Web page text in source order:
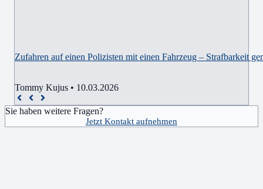
Zufahren auf einen Polizisten mit einen Fahrzeug – Strafbarkeit
Tommy Kujus • 10.03.2026
Sie haben weitere Fragen?
Jetzt Kontakt aufnehmen